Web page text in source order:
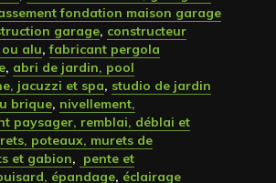
fondation maison garage
garage, constructeur
alu,fabricant pergola
, abri de jardin, pool
jacuzzi et spa, studio de jardin
brique, nivellement,
paysager, remblai, déblai et
poteaux, murets de
et gabion, pente et
épandage, éclairage